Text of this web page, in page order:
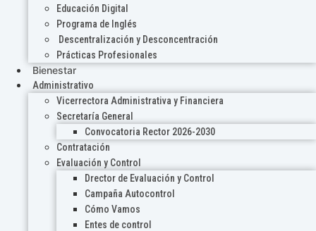
Educación Digital
Programa de Inglés
Descentralización y Desconcentración
Prácticas Profesionales
Bienestar
Administrativo
Vicerrectora Administrativa y Financiera
Secretaría General
Convocatoria Rector 2026-2030
Contratación
Evaluación y Control
Drector de Evaluación y Control
Campaña Autocontrol
Cómo Vamos
Entes de control